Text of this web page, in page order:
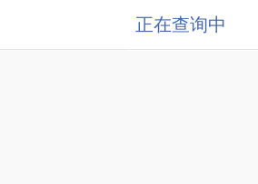
正在查询中